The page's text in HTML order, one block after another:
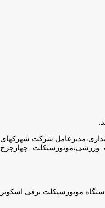
شرکت شهرکهای
چهارچرخ
این طرح‌ها ظرفیت تولید1000دستگاه موتور چهارچرخ دنده ای،2500دستگاه موتورسیکلت اسکوتر چهارزمانه،2500دستگاه موتورسیکلت دنده ای و 1000دستگاه موتورسیکلت برقی اسکوتر